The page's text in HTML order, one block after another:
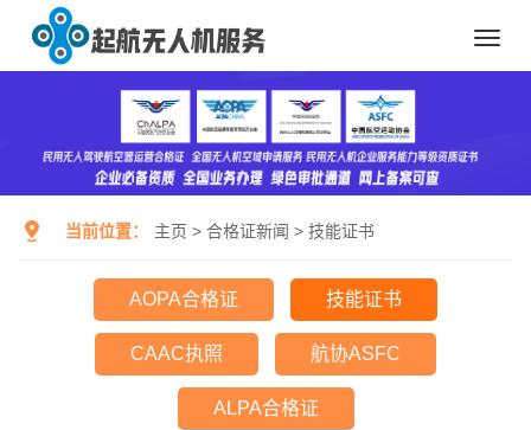
当前位置： 主页 > 合格证新闻 > 技能证书
AOPA合格证 技能证书
CAAC执照 航协ASFC
ALPA合格证